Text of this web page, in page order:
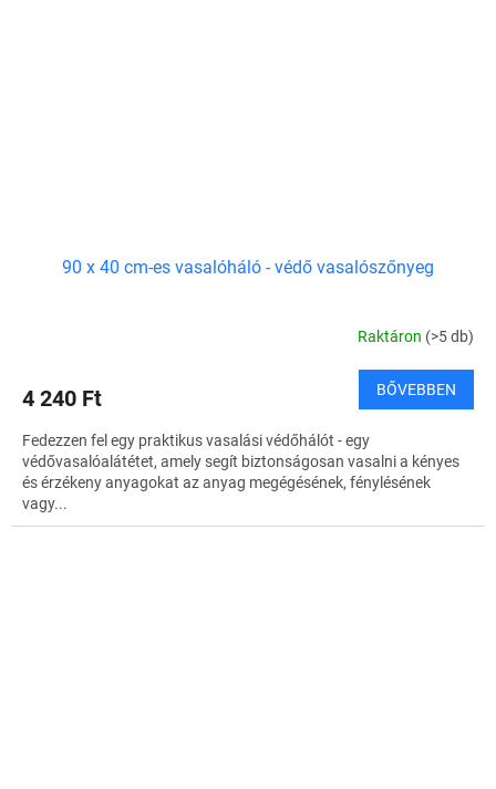
90 x 40 cm-es vasalóháló - védő vasalószőnyeg
Raktáron (>5 db)
4 240 Ft BŐVEBBEN
Fedezzen fel egy praktikus vasalási védőhálót - egy
védővasalóalátétet, amely segít biztonságosan vasalni a kényes
és érzékeny anyagokat az anyag megégésének, fénylésének
vagy...